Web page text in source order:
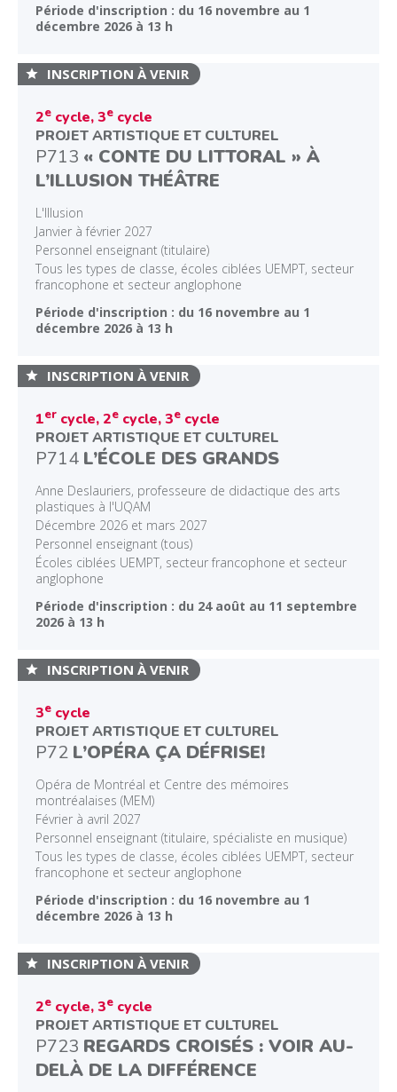
Période d'inscription : du 16 novembre au 1
décembre 2026 à 13 h
2e cycle, 3e cycle
PROJET ARTISTIQUE ET CULTUREL
P713 « CONTE DU LITTORAL » À
L’ILLUSION THÉÂTRE
L'Illusion
Janvier à février 2027
Personnel enseignant (titulaire)
Tous les types de classe, écoles ciblées UEMPT, secteur
francophone et secteur anglophone
Période d'inscription : du 16 novembre au 1
décembre 2026 à 13 h
INSCRIPTION À VENIR
1er cycle, 2e cycle, 3e cycle
PROJET ARTISTIQUE ET CULTUREL
P714 L’ÉCOLE DES GRANDS
Anne Deslauriers, professeure de didactique des arts
plastiques à l'UQAM
Décembre 2026 et mars 2027
Personnel enseignant (tous)
Écoles ciblées UEMPT, secteur francophone et secteur
anglophone
Période d'inscription : du 24 août au 11 septembre
2026 à 13 h
INSCRIPTION À VENIR
3e cycle
PROJET ARTISTIQUE ET CULTUREL
P72 L’OPÉRA ÇA DÉFRISE!
Opéra de Montréal et Centre des mémoires
montréalaises (MEM)
Février à avril 2027
Personnel enseignant (titulaire, spécialiste en musique)
Tous les types de classe, écoles ciblées UEMPT, secteur
francophone et secteur anglophone
Période d'inscription : du 16 novembre au 1
décembre 2026 à 13 h
INSCRIPTION À VENIR
2e cycle, 3e cycle
PROJET ARTISTIQUE ET CULTUREL
P723 REGARDS CROISÉS : VOIR AU-
DELÀ DE LA DIFFÉRENCE
INSCRIPTION À VENIR